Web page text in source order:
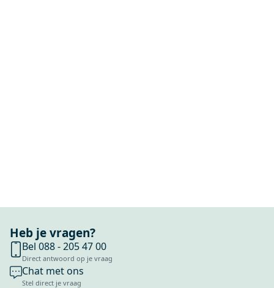
Heb je vragen?
Bel 088 - 205 47 00
Direct antwoord op je vraag
Chat met ons
Stel direct je vraag